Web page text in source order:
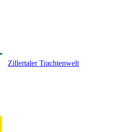
Zillertaler Trachtenwelt